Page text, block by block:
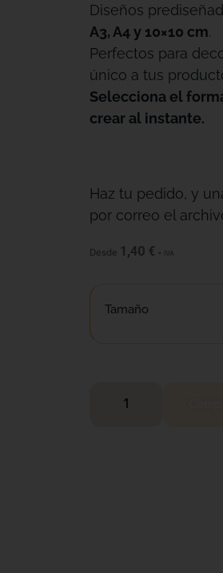
Diseños
A3, A4 y 10×10 cm.
Perfectos para
único a tus
Selecciona el
crear al instante.
Haz tu pedido, y
por correo el
Desde 1,40 € + IVA
Tamaño